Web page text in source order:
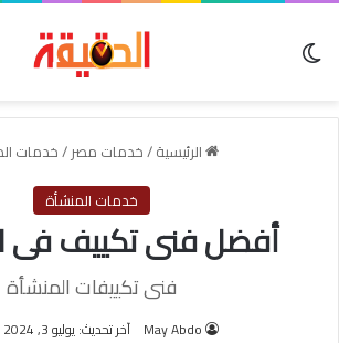
الرئيسية/خدمات مصر/خدمات
خدمات المنشأة
أفضل فنى تكييف فى
فنى تكييفات المنشأة
May Abdo آخر تحديث: يوليو 3, 2024